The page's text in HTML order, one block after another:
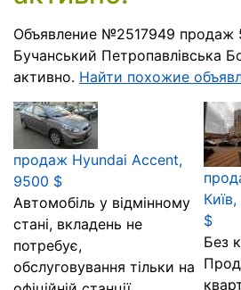
Объявление №2517949 продаж
Бучанський Петропавлівська
активно. Найти похожие
продаж Hyundai Accent,
9500 $
Автомобіль у відмінному
стані, вкладень не
потребує,
обслуговування тільки на
$
Без